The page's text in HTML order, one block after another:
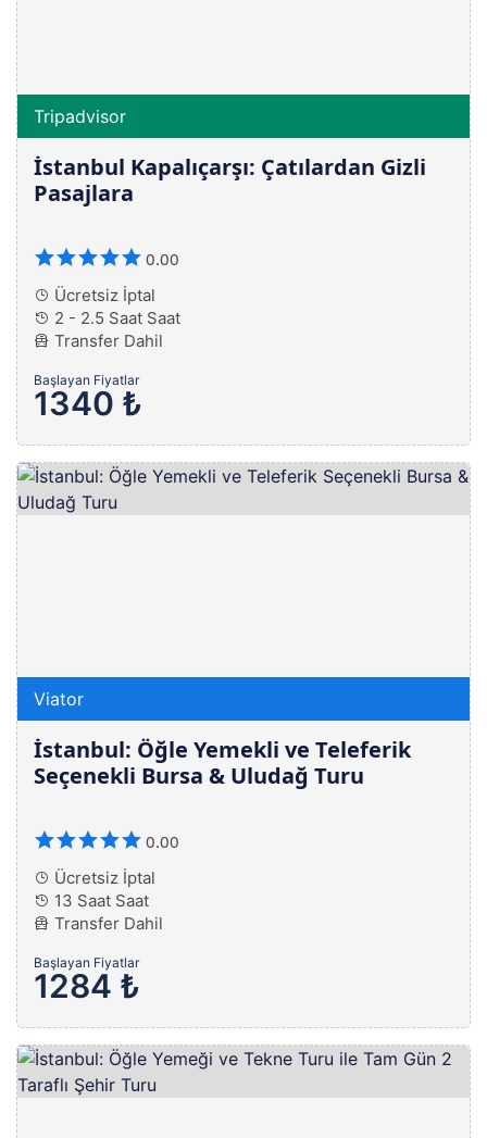
Tripadvisor
İstanbul Kapalıçarşı: Çatılardan Gizli
Pasajlara
0.00
Ücretsiz İptal
2 - 2.5 Saat Saat
Transfer Dahil
Başlayan Fiyatlar
1340 ₺
Viator
İstanbul: Öğle Yemekli ve Teleferik
Seçenekli Bursa & Uludağ Turu
0.00
Ücretsiz İptal
13 Saat Saat
Transfer Dahil
Başlayan Fiyatlar
1284 ₺